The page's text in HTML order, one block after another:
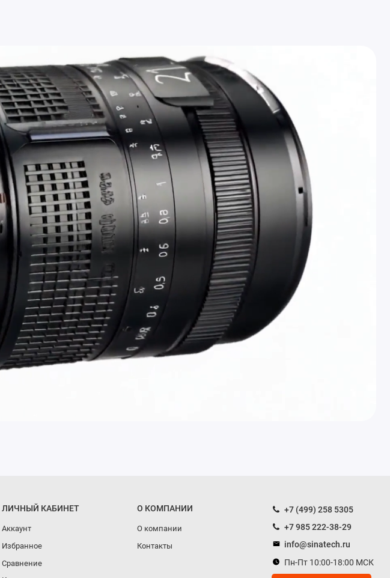
ЛИЧНЫЙ КАБИНЕТ
Аккаунт
Избранное
Сравнение
О КОМПАНИИ
О компании
Контакты
+7 (499) 258 5305
+7 985 222-38-29
info@sinatech.ru
Пн-Пт 10:00-18:00 МСК